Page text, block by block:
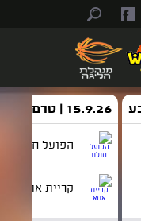
15.9.26 | טרם נקבע
הפועל חולון
קריית אתא